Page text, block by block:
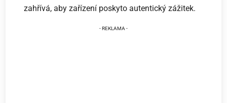
zahřívá, aby zařízení poskyto autentický zážitek.